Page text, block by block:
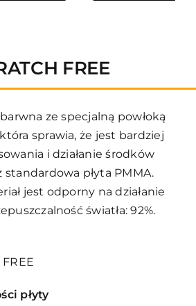
FREE
ze specjalną powłoką
która sprawia, że jest bardziej
i działanie środków
płyta PMMA.
jest odporny na działanie
światła: 92%.
FREE
płyty